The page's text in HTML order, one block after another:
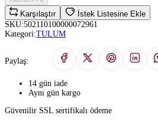
Karşılaştır
İstek Listesine Ekle
SKU:502110100000072961
Kategori:TULUM
Paylaş:
14 gün iade
Aynı gün kargo
Güvenilir SSL sertifikalı ödeme